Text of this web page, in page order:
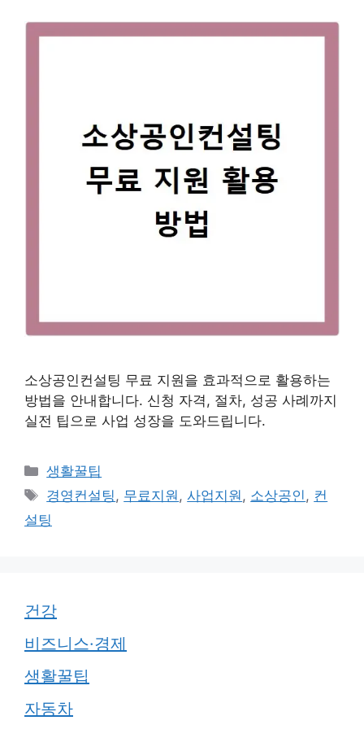
소상공인컨설팅 무료 지원을 효과적으로 활용하는
방법을 안내합니다. 신청 자격, 절차, 성공 사례까지
실전 팁으로 사업 성장을 도와드립니다.
카
테
리
생활꿀팁
태
그
경영컨설팅, 무료지원,사업지원, 소상공인, 컨
설팅
건강
비즈니스·경제
생활꿀팁
자동차